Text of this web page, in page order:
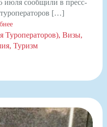
июля сообщили в пресс-
[…]
Визы
Туризм